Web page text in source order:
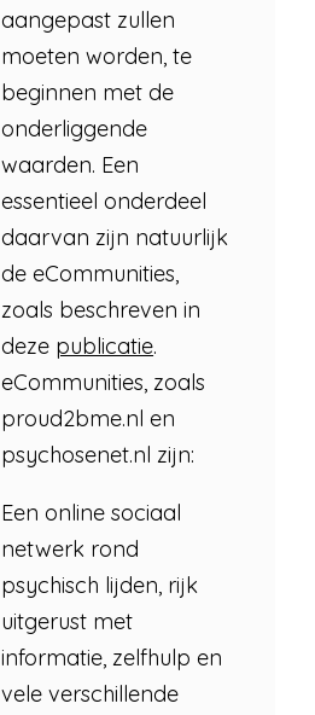
aangepast zullen
moeten worden, te
beginnen met de
onderliggende
waarden. Een
essentieel onderdeel
daarvan zijn natuurlijk
de eCommunities,
zoals beschreven in
deze publicatie.
eCommunities, zoals
proud2bme.nl en
psychosenet.nl zijn:
Een online sociaal
netwerk rond
psychisch lijden, rijk
uitgerust met
informatie, zelfhulp en
vele verschillende